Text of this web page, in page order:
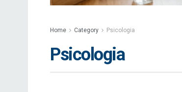
Home Category Psicologia
Psicologia